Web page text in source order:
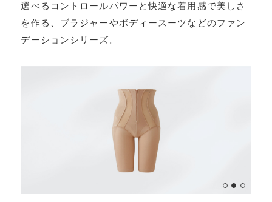
選べるコントロールパワーと快適な着用感で美しさ
を作る、ブラジャーやボディースーツなどのファン
デーションシリーズ。